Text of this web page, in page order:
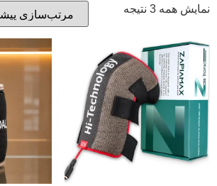
نمایش همه 3 نتیجه